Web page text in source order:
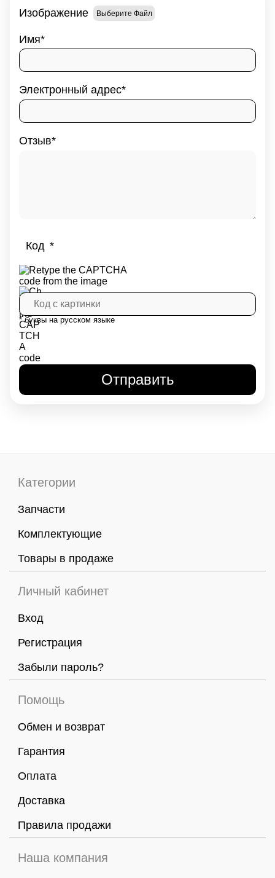
Изображение Выберите Файл
Имя
Электронный адрес
Отзыв
Код
* буквы на русском языке
Категории
Запчасти
Комплектующие
Товары в продаже
Личный кабинет
Вход
Регистрация
Забыли пароль?
Помощь
Обмен и возврат
Гарантия
Оплата
Доставка
Правила продажи
Наша компания